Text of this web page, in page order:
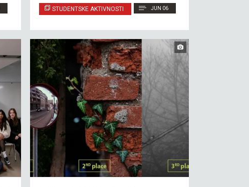
STUDENTSKE AKTIVNOSTI JUN 06